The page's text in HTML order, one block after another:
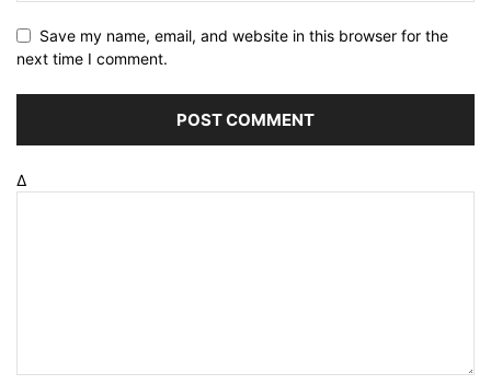
Save my name, email, and website in this browser for the
next time I comment.
Δ